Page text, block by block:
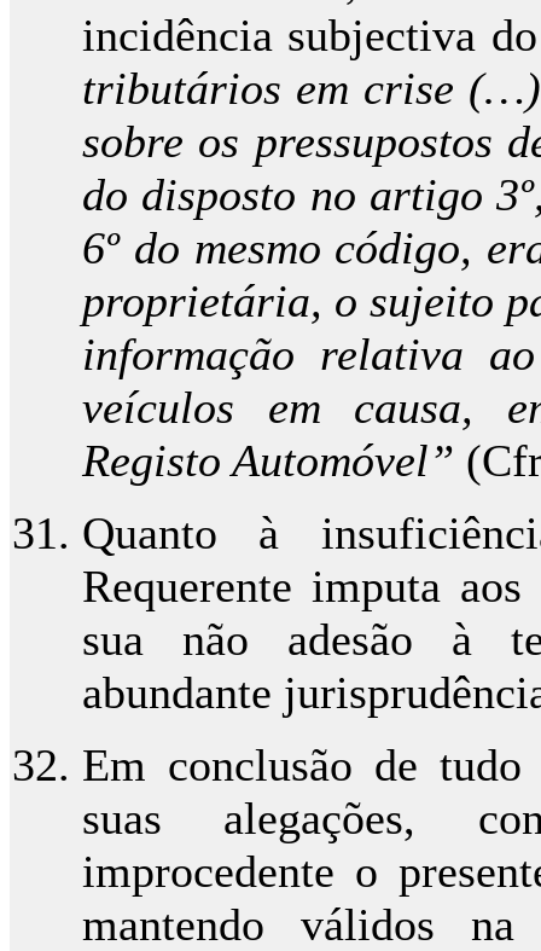
incidência subjectiva
tributários em crise (…)
sobre os pressupostos
do disposto no artigo
6º do mesmo código,
proprietária, o sujeito
informação relativa
veículos em causa,
Registo Automóvel”
Quanto à
Requerente imputa
sua não adesão à
abundante
Em conclusão de
suas alegações,
improcedente o
mantendo válidos